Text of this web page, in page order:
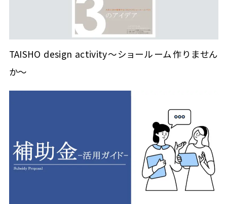
TAISHO design activity～ショールーム作りません
か～